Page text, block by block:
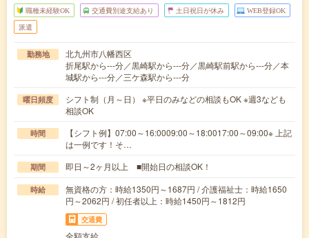
職種未経験OK 交通費別途支給あり 土日祝日が休み WEB登録OK
派遣
勤務地
北九州市八幡西区
折尾駅から---分／黒崎駅から---分／黒崎駅前駅から---分／本
城駅から---分／三ケ森駅から---分
曜日頻度
シフト制（月～日） ※平日のみなどの相談もOK ※週3なども
相談OK
時間
【シフト例】07:00～16:0009:00～18:0017:00～09:00※ 上記
は一例です！そ…
期間 即日～2ヶ月以上 ■開始日の相談OK！
時給
無資格の方：時給1350円～1687円 / 介護福祉士：時給1650
円～2062円 / 初任者以上：時給1450円～1812円
交通費
全額支給